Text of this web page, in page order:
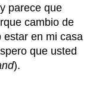
parece que
cambio de
estar en mi casa
que usted
).